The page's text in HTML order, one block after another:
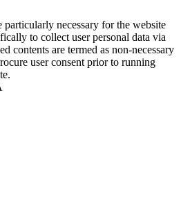
necessary for the website
to collect user personal data via
contents are termed as non-necessary
user consent prior to running